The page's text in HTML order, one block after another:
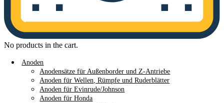
No products in the cart.
Anoden
Anodensätze für Außenborder und Z-Antriebe
Anoden für Wellen, Rümpfe und Ruderblätter
Anoden für Evinrude/Johnson
Anoden für Honda